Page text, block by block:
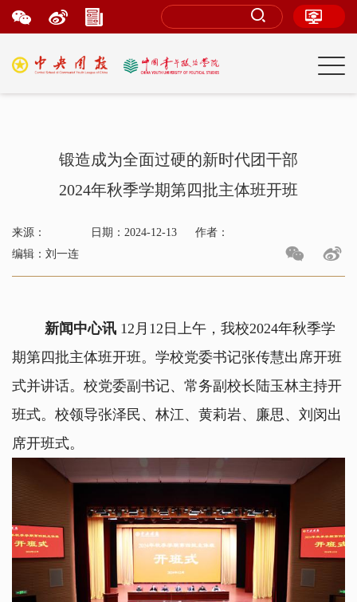
锻造成为全面过硬的新时代团干部
2024年秋季学期第四批主体班开班
来源： 日期：2024-12-13
作者：
编辑：刘一连
新闻中心讯 12月12日上午，我校2024年秋季学
期第四批主体班开班。学校党委书记张传慧出席开班
式并讲话。校党委副书记、常务副校长陆玉林主持开
班式。校领导张泽民、林江、黄莉岩、廉思、刘闵出
席开班式。